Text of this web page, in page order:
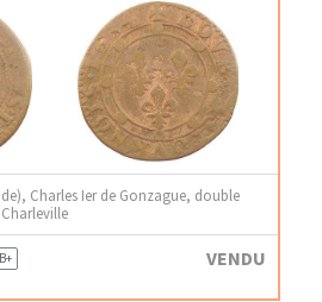
Charles Ier de Gonzague, double
VENDU